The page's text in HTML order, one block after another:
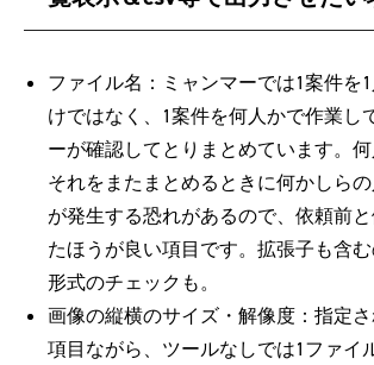
ファイル名：ミャンマーでは1案件を
けではなく、1案件を何人かで作業し
ーが確認してとりまとめています。
それをまたまとめるときに何かしら
が発生する恐れがあるので、依頼前
たほうが良い項目です。拡張子も含
形式のチェックも。
画像の縦横のサイズ・解像度：指定
項目ながら、ツールなしでは1ファイ